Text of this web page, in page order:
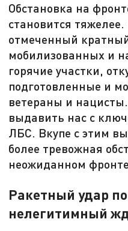
Обстановка на
становится
отмеченный
мобилизованных и
горячие участки,
подготовленные и
ветераны и
выдавить нас с
ЛБС. Вкупе с этим
более тревожная
неожиданном
Ракетный удар
нелегитимный